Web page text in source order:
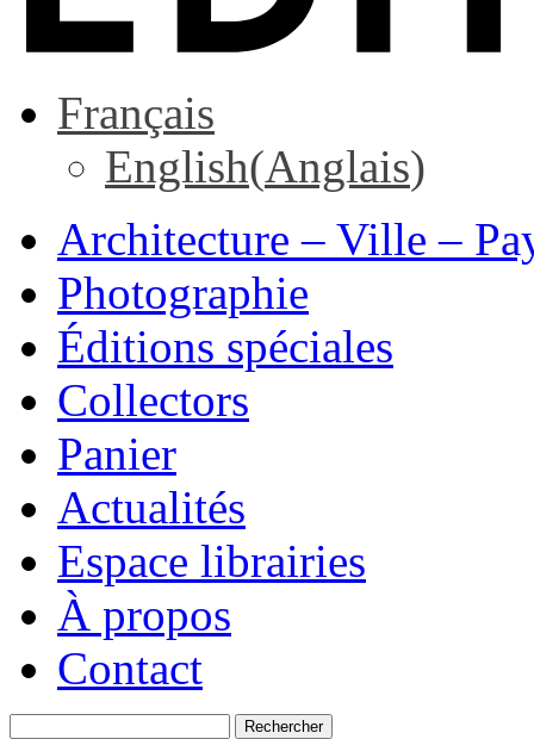
Français
English(Anglais)
Architecture – Ville –
Photographie
Éditions spéciales
Collectors
Panier
Actualités
Espace librairies
À propos
Contact